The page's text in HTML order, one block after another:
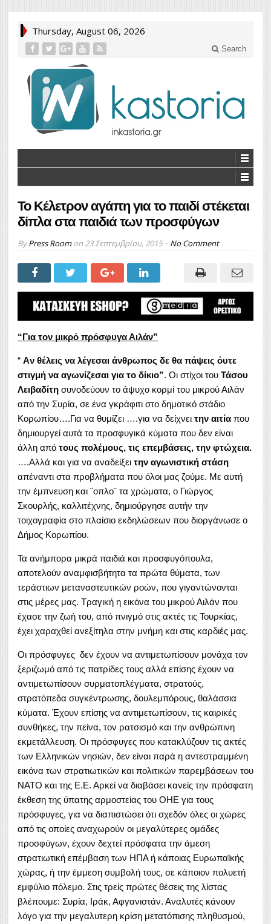
Thursday, August 06, 2026
Search
Το Κέλετρον αγάπη για το παιδί στέκεται
δίπλα στα παιδιά των προσφύγων
ByPress Roomon 23 Σεπτεμβρίου, 2015 No Comment
“Για τον μικρό πρόσφυγα Αιλάν”
“ Aν θέλεις να λέγεσαι άνθρωπος δε θα πάψεις όυτε
στιγμή να αγωνίζεσαι για το δίκιο”. Οι στίχοι του Τάσου
Λειβαδίτη συνοδεύουν το άψυχο κορμί του μικρού Αιλάν
από την Συρία, σε ένα γκράφιτι στο δημοτικό στάδιο
Κορωπίου….Για να θυμίζει ….για να δείχνει την αιτία που
δημιουργεί αυτά τα προσφυγικά κύματα που δεν είναι
άλλη από τους πολέμους, τις επεμβάσεις, την φτώχεια.
….Αλλά και για να αναδείξει την αγωνιστική στάση
απέναντι στα προβλήματα που όλοι μας ζούμε. Με αυτή
την έμπνευση και ¨οπλο¨ τα χρώματα, ο Γιώργος
Σκουρλής, καλλιτέχνης, δημιούργησε αυτήν την
τοιχογραφία στο πλαίσιο εκδηλώσεων που διοργάνωσε ο
Δήμος Κορωπίου.
Τα ανήμπορα μικρά παιδιά και προσφυγόπουλα,
αποτελούν αναμφισβήτητα τα πρώτα θύματα, των
τεράστιων μεταναστευτικών ροών, που γιγαντώνονται
στις μέρες μας. Τραγική η εικόνα του μικρού Αιλάν που
έχασε την ζωή του, από πνιγμό στις ακτές τις Τουρκίας,
έχει χαραχθεί ανεξίτηλα στην μνήμη και στις καρδιές μας.
Οι πρόσφυγες δεν έχουν να αντιμετωπίσουν μονάχα τον
ξεριζωμό από τις πατρίδες τους αλλά επίσης έχουν να
αντιμετωπίσουν συρματοπλέγματα, στρατούς,
στρατόπεδα συγκέντρωσης, δουλεμπόρους, θαλάσσια
κύματα. Έχουν επίσης να αντιμετωπίσουν, τις καιρικές
συνθήκες, την πείνα, τον ρατσισμό και την ανθρώπινη
εκμετάλλευση. Οι πρόσφυγες που κατακλύζουν τις ακτές
των Ελληνικών νησιών, δεν είναι παρά η αντεστραμμένη
εικόνα των στρατιωτικών και πολιτικών παρεμβάσεων του
ΝΑΤΟ και της Ε.Ε. Αρκεί να διαβάσει κανείς την πρόσφατη
έκθεση της ύπατης αρμοστείας του ΟΗΕ για τους
πρόσφυγες, για να διαπιστώσει ότι σχεδόν όλες οι χώρες
από τις οποίες αναχωρούν οι μεγαλύτερες ομάδες
προσφύγων, έχουν δεχτεί πρόσφατα την άμεση
στρατιωτική επέμβαση των ΗΠΑ ή κάποιας Ευρωπαϊκής
χώρας, ή την έμμεση συμβολή τους, σε κάποιον πολυετή
εμφύλιο πόλεμο. Στις τρείς πρώτες θέσεις της λίστας
βλέπουμε: Συρία, Ιράκ, Αφγανιστάν. Αναλυτές κάνουν
λόγο για την μεγαλυτερη κρίση μετατόπισης πληθυσμού,